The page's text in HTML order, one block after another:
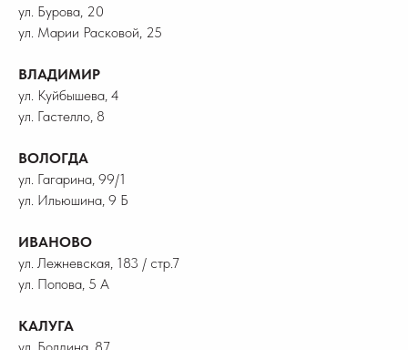
ул. Бурова, 20
ул. Марии Расковой, 25
ВЛАДИМИР
ул. Куйбышева, 4
ул. Гастелло, 8
ВОЛОГДА
ул. Гагарина, 99/1
ул. Ильюшина, 9 Б
ИВАНОВО
ул. Лежневская, 183 / стр.7
ул. Попова, 5 А
КАЛУГА